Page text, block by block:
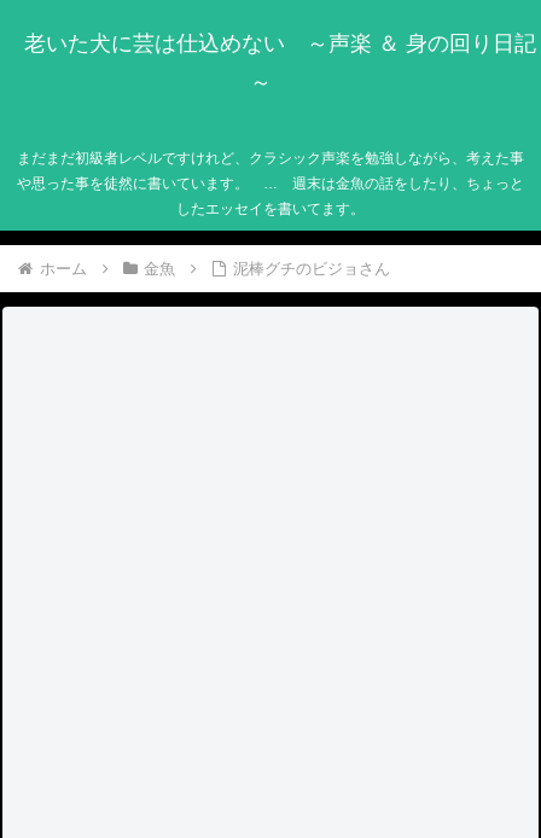
老いた犬に芸は仕込めない ～声楽 ＆ 身の回り日記
～
まだまだ初級者レベルですけれど、クラシック声楽を勉強しながら、考えた事
や思った事を徒然に書いています。 … 週末は金魚の話をしたり、ちょっと
したエッセイを書いてます。
ホーム 金魚 泥棒グチのビジョさん